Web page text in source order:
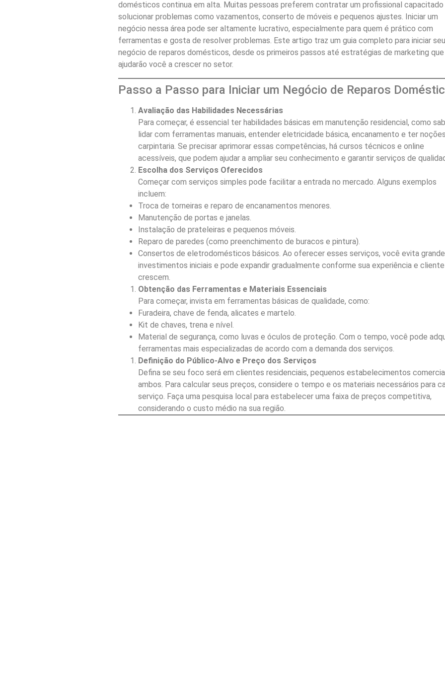
domésticos continua em alta. Muitas pessoas preferem contratar um profissional capacitado
solucionar problemas como vazamentos, conserto de móveis e pequenos ajustes. Iniciar um
negócio nessa área pode ser altamente lucrativo, especialmente para quem é prático com
ferramentas e gosta de resolver problemas. Este artigo traz um guia completo para iniciar seu
negócio de reparos domésticos, desde os primeiros passos até estratégias de marketing que
ajudarão você a crescer no setor.
Passo a Passo para Iniciar um Negócio de Reparos
Avaliação das Habilidades Necessárias
Para começar, é essencial ter habilidades básicas em manutenção residencial, como
lidar com ferramentas manuais, entender eletricidade básica, encanamento e ter
carpintaria. Se precisar aprimorar essas competências, há cursos técnicos e online
acessíveis, que podem ajudar a ampliar seu conhecimento e garantir serviços de
Escolha dos Serviços Oferecidos
Começar com serviços simples pode facilitar a entrada no mercado. Alguns exemplos
incluem:
Troca de torneiras e reparo de encanamentos menores.
Manutenção de portas e janelas.
Instalação de prateleiras e pequenos móveis.
Reparo de paredes (como preenchimento de buracos e pintura).
Consertos de eletrodomésticos básicos. Ao oferecer esses serviços, você evita
investimentos iniciais e pode expandir gradualmente conforme sua experiência e
crescem.
Obtenção das Ferramentas e Materiais Essenciais
Para começar, invista em ferramentas básicas de qualidade, como:
Furadeira, chave de fenda, alicates e martelo.
Kit de chaves, trena e nível.
Material de segurança, como luvas e óculos de proteção. Com o tempo, você pode
ferramentas mais especializadas de acordo com a demanda dos serviços.
Definição do Público-Alvo e Preço dos Serviços
Defina se seu foco será em clientes residenciais, pequenos estabelecimentos
ambos. Para calcular seus preços, considere o tempo e os materiais necessários para
serviço. Faça uma pesquisa local para estabelecer uma faixa de preços competitiva,
considerando o custo médio na sua região.